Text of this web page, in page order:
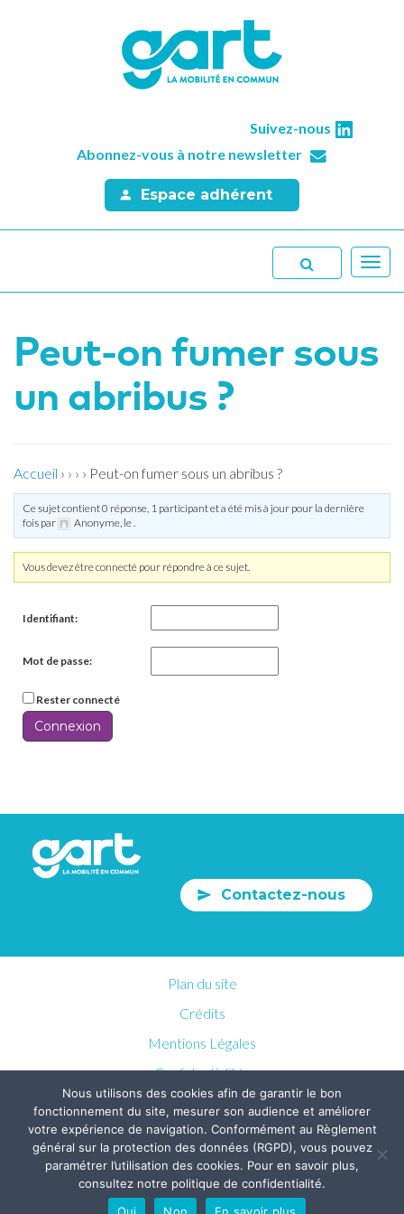
Suivez-nous
Abonnez-vous à notre newsletter
Espace adhérent
Peut-on fumer sous
un abribus ?
Accueil › › › › Peut-on fumer sous un abribus ?
Ce sujet contient 0 réponse, 1 participant et a été mis à jour pour la dernière
fois par
Anonyme, le.
Vous devez être connecté pour répondre à ce sujet.
Identifiant:
Mot de passe:
Rester connecté
Connexion
Contactez-nous
Plan du site
Crédits
Mentions Légales
Confidentialités
Nous utilisons des cookies afin de garantir le bon
fonctionnement du site, mesurer son audience et améliorer
votre expérience de navigation. Conformément au Règlement
général sur la protection des données (RGPD), vous pouvez
paramétrer l’utilisation des cookies. Pour en savoir plus,
consultez notre politique de confidentialité.
Oui
Non En savoir plus